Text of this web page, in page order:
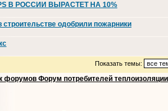
В РОССИИ ВЫРАСТЕТ НА 10%
строительстве одобрили пожарники
Показать темы:
форумов Форум потребителей теплоизоляции